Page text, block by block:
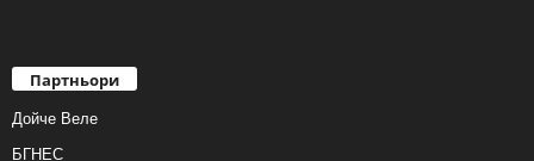
Партньори
Дойче Веле
БГНЕС